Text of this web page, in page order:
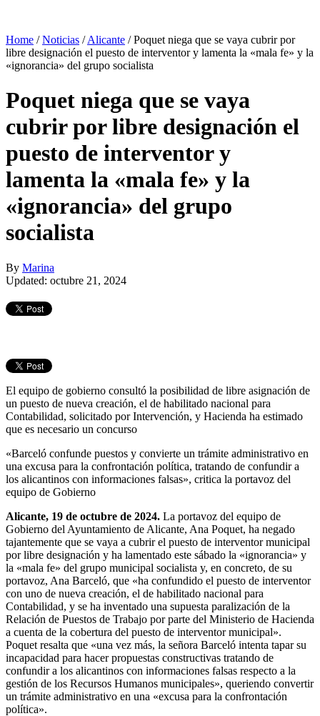
Home /Noticias /Alicante /Poquet niega que se vaya cubrir por
libre designación el puesto de interventor y lamenta la «mala fe» y la
«ignorancia» del grupo socialista
Poquet niega que se vaya
cubrir por libre designación el
puesto de interventor y
lamenta la «mala fe» y la
«ignorancia» del grupo
socialista
By Marina
Updated: octubre 21, 2024
El equipo de gobierno consultó la posibilidad de libre asignación de
un puesto de nueva creación, el de habilitado nacional para
Contabilidad, solicitado por Intervención, y Hacienda ha estimado
que es necesario un concurso
«Barceló confunde puestos y convierte un trámite administrativo en
una excusa para la confrontación política, tratando de confundir a
los alicantinos con informaciones falsas», critica la portavoz del
equipo de Gobierno
Alicante, 19 de octubre de 2024. La portavoz del equipo de
Gobierno del Ayuntamiento de Alicante, Ana Poquet, ha negado
tajantemente que se vaya a cubrir el puesto de interventor municipal
por libre designación y ha lamentado este sábado la «ignorancia» y
la «mala fe» del grupo municipal socialista y, en concreto, de su
portavoz, Ana Barceló, que «ha confundido el puesto de interventor
con uno de nueva creación, el de habilitado nacional para
Contabilidad, y se ha inventado una supuesta paralización de la
Relación de Puestos de Trabajo por parte del Ministerio de Hacienda
a cuenta de la cobertura del puesto de interventor municipal».
Poquet resalta que «una vez más, la señora Barceló intenta tapar su
incapacidad para hacer propuestas constructivas tratando de
confundir a los alicantinos con informaciones falsas respecto a la
gestión de los Recursos Humanos municipales», queriendo convertir
un trámite administrativo en una «excusa para la confrontación
política».